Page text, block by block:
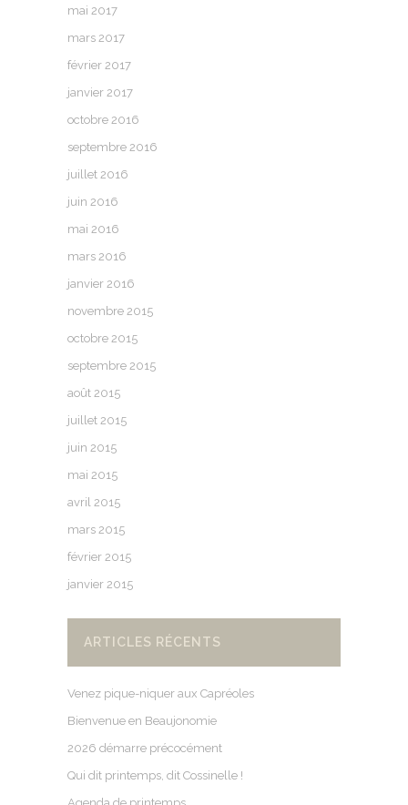
mai 2017
mars 2017
février 2017
janvier 2017
octobre 2016
septembre 2016
juillet 2016
juin 2016
mai 2016
mars 2016
janvier 2016
novembre 2015
octobre 2015
septembre 2015
août 2015
juillet 2015
juin 2015
mai 2015
avril 2015
mars 2015
février 2015
janvier 2015
ARTICLES RÉCENTS
Venez pique-niquer aux Capréoles
Bienvenue en Beaujonomie
2026 démarre précocément
Qui dit printemps, dit Cossinelle !